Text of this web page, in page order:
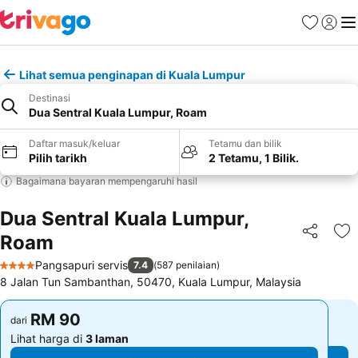
Kegemaran
Daftar
Lihat semua penginapan di Kuala Lumpur
Destinasi
Dua Sentral Kuala Lumpur, Roam
Daftar masuk/keluar
Pilih tarikh
Tetamu dan bilik
2 Tetamu, 1 Bilik.
Bagaimana bayaran mempengaruhi hasil
Dua Sentral Kuala Lumpur,
Roam
Kongsi
4 Bintang
Pangsapuri servis 7.4 (587 penilaian)
8 Jalan Tun Sambanthan, 50470, Kuala Lumpur, Malaysia
dari RM 90
Lihat harga di 3 laman
dari RM 90
Lihat harga di 3 laman